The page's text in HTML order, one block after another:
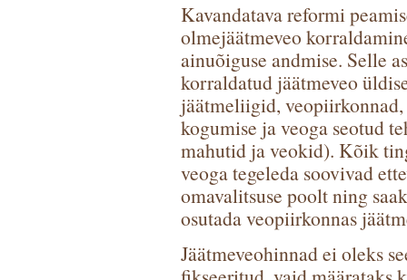
Kavandatava reformi
olmejäätmeveo
ainuõiguse andmise. Selle
korraldatud jäätmeveo
jäätmeliigid, veopiirkonnad,
kogumise ja veoga seotud
mahutid ja veokid). Kõik
veoga tegeleda soovivad
omavalitsuse poolt ning
osutada veopiirkonnas
Jäätmeveohinnad ei oleks